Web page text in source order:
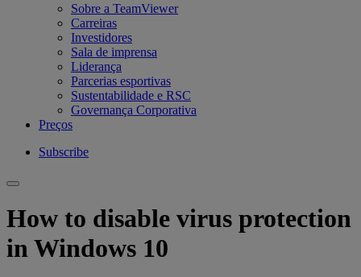
Sobre a TeamViewer
Carreiras
Investidores
Sala de imprensa
Liderança
Parcerias esportivas
Sustentabilidade e RSC
Governança Corporativa
Preços
Subscribe
How to disable virus protection
in Windows 10